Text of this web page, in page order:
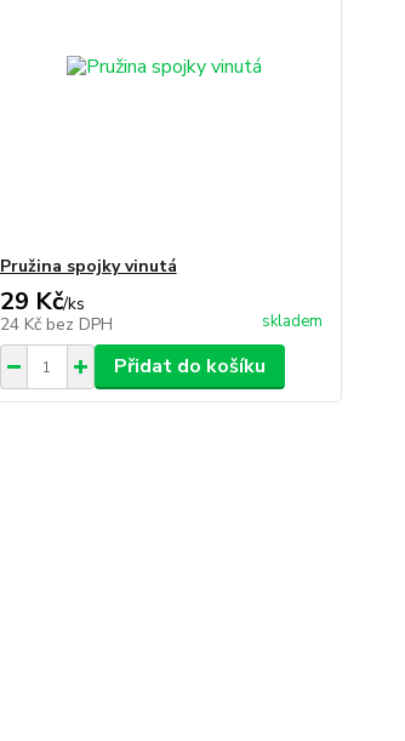
Pružina spojky vinutá
29 Kč/ks
24 Kč bez DPH skladem
Přidat do košíku